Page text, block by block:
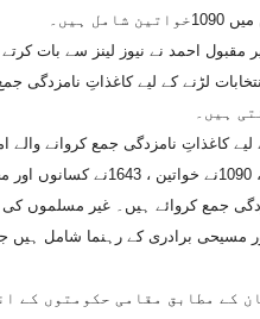
ہیں۔
کے مطابق مقامی حکومتوں کے